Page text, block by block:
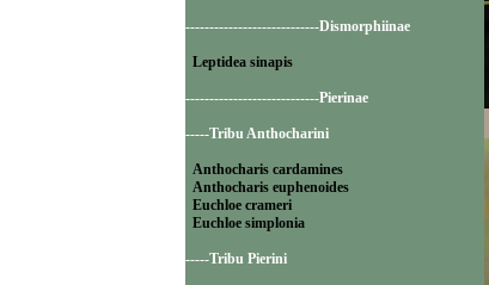
----------------------------Dismorphiinae
Leptidea sinapis
----------------------------Pierinae
-----Tribu Anthocharini
Anthocharis cardamines
Anthocharis euphenoides
Euchloe crameri
Euchloe simplonia
-----Tribu Pierini